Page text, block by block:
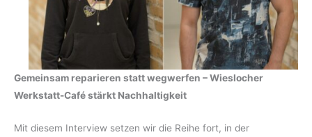
Gemeinsam reparieren statt wegwerfen – Wieslocher
Werkstatt-Café stärkt Nachhaltigkeit
Mit diesem Interview setzen wir die Reihe fort, in der